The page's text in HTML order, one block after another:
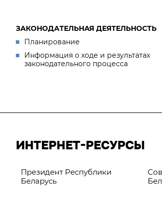
ЗАКОНОДАТЕЛЬНАЯ ДЕЯТЕЛЬНОСТЬ
Планирование
Информация о ходе и результатах
законодательного процесса
ИНТЕРНЕТ-РЕСУРСЫ
Президент Республики
Беларусь